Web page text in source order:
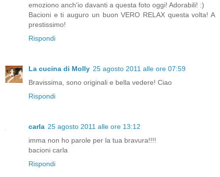
emoziono anch'io davanti a questa foto oggi! Adorabili! :)
Bacioni e ti auguro un buon VERO RELAX questa volta! A
prestissimo!
Rispondi
La cucina di Molly 25 agosto 2011 alle ore 07:59
Bravissima, sono originali e bella vedere! Ciao
Rispondi
carla 25 agosto 2011 alle ore 13:12
imma non ho parole per la tua bravura!!!!
bacioni carla
Rispondi